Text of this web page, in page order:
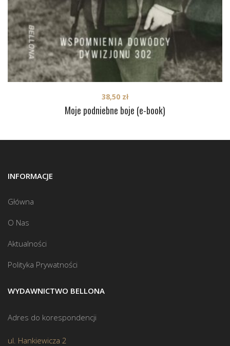
Moje podniebne boje (e-book)
38,50 zł
INFORMACJE
Główna
O Nas
Aktualności
Polityka Prywatności
WYDAWNICTWO BELLONA
Adres do korespondencji
ul. Hankiewicza 2